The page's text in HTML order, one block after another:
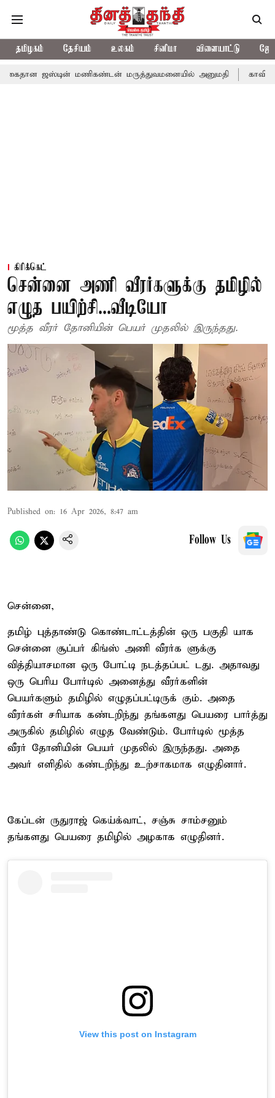
தமிழகம் தேசியம் உலகம் சினிமா விளையாட்டு
மணிகண்டன் மருத்துவமனையில் அனுமதி காவிரி
கிரிக்கெட்
சென்னை அணி வீரர்களுக்கு தமிழில்
எழுத பயிற்சி...வீடியோ
மூத்த வீரர் தோனியின் பெயர் முதலில் இருந்தது.
Published on: 16 Apr 2026, 8:47 am
Follow Us
சென்னை,
தமிழ் புத்தாண்டு கொண்டாட்டத்தின் ஒரு பகுதி யாக
சென்னை சூப்பர் கிங்ஸ் அணி வீரர்க ளுக்கு
வித்தியாசமான ஒரு போட்டி நடத்தப்பட் டது. அதாவது
ஒரு பெரிய போர்டில் அனைத்து வீரர்களின்
பெயர்களும் தமிழில் எழுதப்பட்டிருக் கும். அதை
வீரர்கள் சரியாக கண்டறிந்து தங்களது பெயரை பார்த்து
அருகில் தமிழில் எழுத வேண்டும். போர்டில் மூத்த
வீரர் தோனியின் பெயர் முதலில் இருந்தது. அதை
அவர் எளிதில் கண்டறிந்து உற்சாகமாக எழுதினார்.
கேப்டன் ருதுராஜ் கெய்க்வாட், சஞ்சு சாம்சனும்
தங்களது பெயரை தமிழில் அழகாக எழுதினர்.
View this post on Instagram